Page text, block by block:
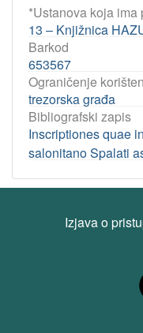
*Ustanova koja ima
13 – Knjižnica
Barkod
653567
Ograničenje
trezorska građa
Bibliografski zapis
Inscriptiones quae
salonitano Spalati
Izjava o